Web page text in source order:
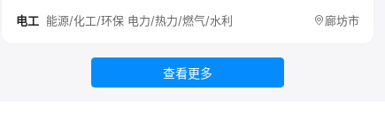
电工 能源/化工/环保 电力/热力/燃气/水利 廊坊市
查看更多